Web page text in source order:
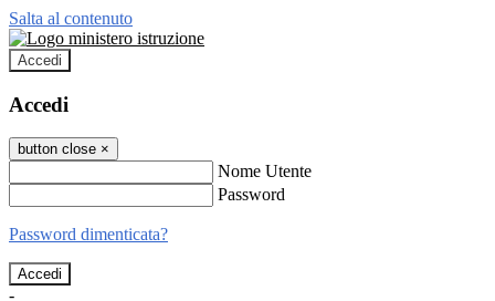
Salta al contenuto
Accedi
Accedi
button close ×
Nome Utente
Password
Password dimenticata?
-